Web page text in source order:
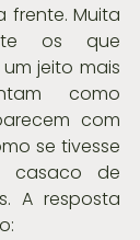
Muita
os que
jeito mais
como
com
se tivesse
casaco de
A resposta